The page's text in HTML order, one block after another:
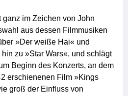
ganz im Zeichen von John
aus dessen Filmmusiken
»Der weiße Hai« und
zu »Star Wars«, und schlägt
Beginn des Konzerts, an dem
erschienenen Film »Kings
groß der Einfluss von